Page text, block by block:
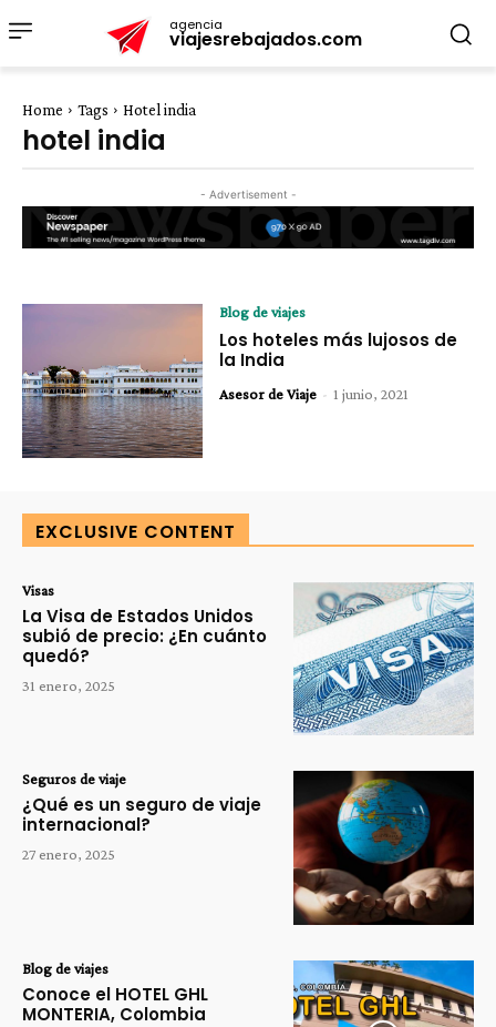
agencia
viajesrebajados.com
Home Tags Hotel india
hotel india
- Advertisement -
Blog de viajes
Los hoteles más lujosos de
la India
Asesor de Viaje - 1 junio, 2021
EXCLUSIVE CONTENT
Visas
La Visa de Estados Unidos
subió de precio: ¿En cuánto
quedó?
31 enero, 2025
Seguros de viaje
¿Qué es un seguro de viaje
internacional?
27 enero, 2025
Blog de viajes
Conoce el HOTEL GHL
MONTERIA, Colombia